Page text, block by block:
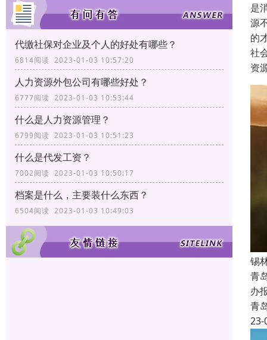
代缴社保对企业及个人的好处有哪些？
6814阅读 2023-01-03 10:57:20
人力资源外包公司有哪些好处？
6777阅读 2023-01-03 10:53:44
什么是人力资源管理？
6799阅读 2023-01-03 10:51:23
什么是代发工资？
7002阅读 2023-01-03 10:50:17
档案是什么，主要装什么东西？
6504阅读 2023-01-03 10:49:03
是
源
的
社
资
锡
青
办
青
23-